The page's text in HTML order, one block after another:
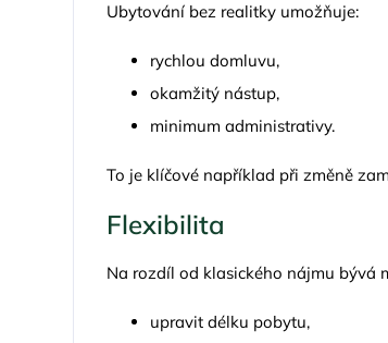
Ubytování bez realitky umožňuje:
rychlou domluvu,
okamžitý nástup,
minimum administrativy.
To je klíčové například při změně
Flexibilita
Na rozdíl od klasického nájmu bývá
upravit délku pobytu,